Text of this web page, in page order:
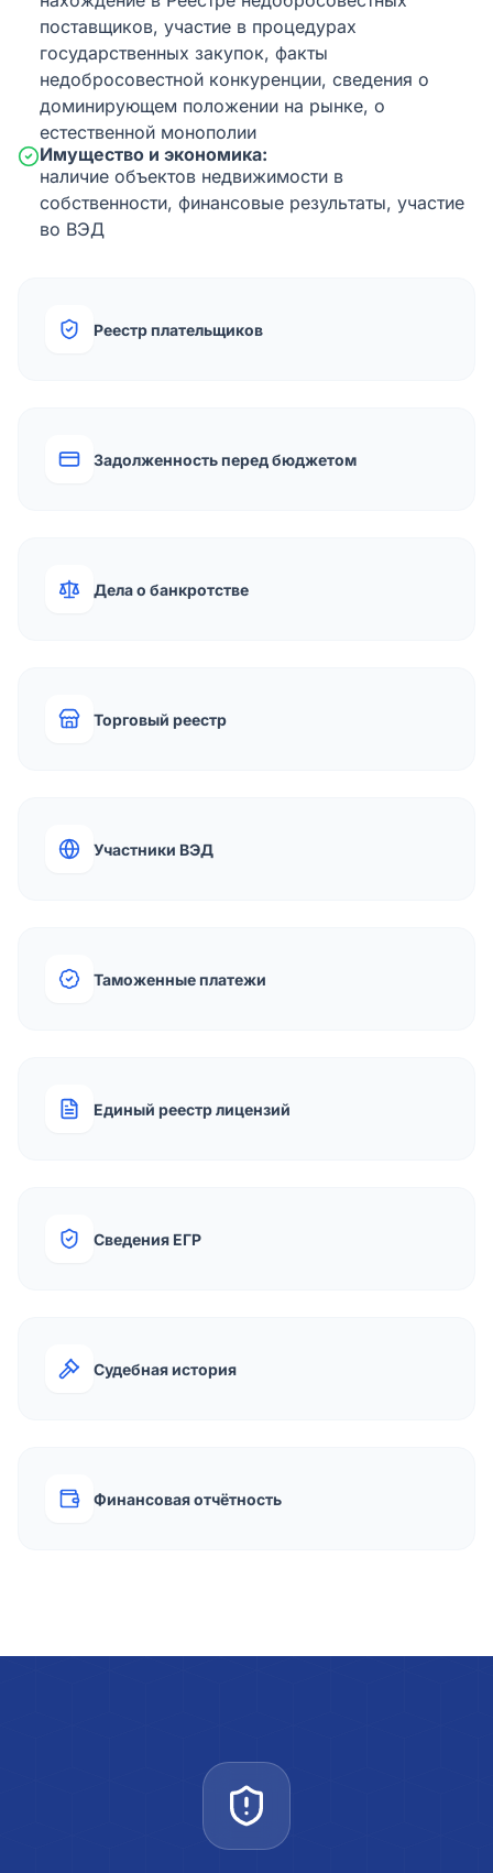
поставщиков, участие в процедурах
государственных закупок, факты
недобросовестной конкуренции, сведения о
доминирующем положении на рынке, о
естественной монополии
Имущество и экономика:
наличие объектов недвижимости в
собственности, финансовые результаты, участие
во ВЭД
Реестр плательщиков
Задолженность перед бюджетом
Дела о банкротстве
Торговый реестр
Участники ВЭД
Таможенные платежи
Единый реестр лицензий
Сведения ЕГР
Судебная история
Финансовая отчётность